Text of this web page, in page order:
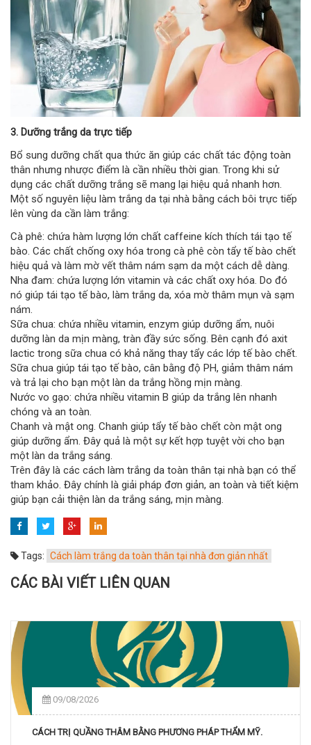
3. Dưỡng trắng da trực tiếp
Bổ sung dưỡng chất qua thức ăn giúp các chất tác động toàn
thân nhưng nhược điểm là cần nhiều thời gian. Trong khi sử
dụng các chất dưỡng trắng sẽ mang lại hiệu quả nhanh hơn.
Một số nguyên liệu làm trắng da tại nhà bằng cách bôi trực tiếp
lên vùng da cần làm trắng:
Cà phê: chứa hàm lượng lớn chất caffeine kích thích tái tạo tế
bào. Các chất chống oxy hóa trong cà phê còn tẩy tế bào chết
hiệu quả và làm mờ vết thâm nám sạm da một cách dễ dàng.
Nha đam: chứa lượng lớn vitamin và các chất oxy hóa. Do đó
nó giúp tái tạo tế bào, làm trắng da, xóa mờ thâm mụn và sạm
nám.
Sữa chua: chứa nhiều vitamin, enzym giúp dưỡng ẩm, nuôi
dưỡng làn da mịn màng, tràn đầy sức sống. Bên cạnh đó axit
lactic trong sữa chua có khả năng thay tẩy các lớp tế bào chết.
Sữa chua giúp tái tạo tế bào, cân bằng độ PH, giảm thâm nám
và trả lại cho bạn một làn da trắng hồng mịn màng.
Nước vo gạo: chứa nhiều vitamin B giúp da trắng lên nhanh
chóng và an toàn.
Chanh và mật ong. Chanh giúp tẩy tế bào chết còn mật ong
giúp dưỡng ẩm. Đây quả là một sự kết hợp tuyệt vời cho bạn
một làn da trắng sáng.
Trên đây là các cách làm trắng da toàn thân tại nhà bạn có thể
tham khảo. Đây chính là giải pháp đơn giản, an toàn và tiết kiệm
giúp bạn cải thiện làn da trắng sáng, mịn màng.
Tags: Cách làm trắng da toàn thân tại nhà đơn giản nhất
CÁC BÀI VIẾT LIÊN QUAN
09/08/2026
CÁCH TRỊ QUẦNG THÂM BẰNG PHƯƠNG PHÁP THẨM MỸ.